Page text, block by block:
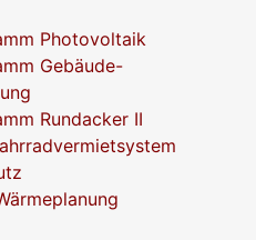
Photovoltaik
Gebäude-
Rundacker II